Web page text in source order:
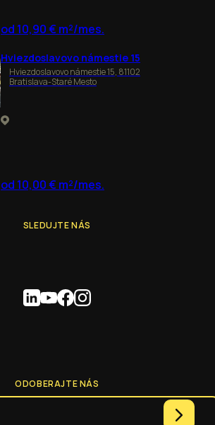
od 10,90 € m²/mes.
Hviezdoslavovo námestie 15
Hviezdoslavovo námestie 15, 81102
Bratislava-Staré Mesto
od 10,00 € m²/mes.
SLEDUJTE NÁS
ODOBERAJTE NÁS